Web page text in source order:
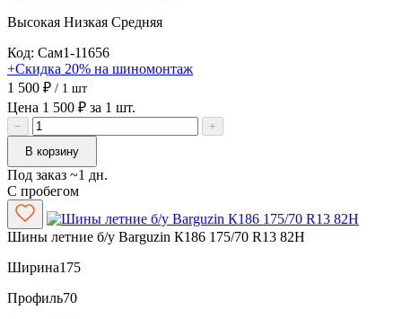
Высокая Низкая Средняя
Код: Сам1-11656
+Скидка 20% на шиномонтаж
1 500 ₽ / 1 шт
Цена 1 500 ₽ за 1 шт.
−
+
В корзину
Под заказ ~1 дн.
С пробегом
Шины летние б/у Barguzin К186 175/70 R13 82H
Ширина175
Профиль70